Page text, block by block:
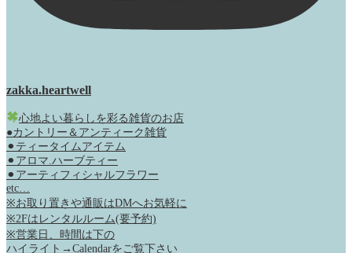
zakka.heartwell
心地よい暮らしを彩る雑貨のお店
●カントリー＆アンティーク雑貨
⚫︎ティータイムアイテム
⚫︎アロマ.ハーブティー
⚫︎アーティフィシャルフラワー
etc…
※お取り置きや通販はDMへお気軽に
※2Fはレンタルルーム(要予約)
※営業日、時間は下の
ハイライト→Calendarをご覧下さい